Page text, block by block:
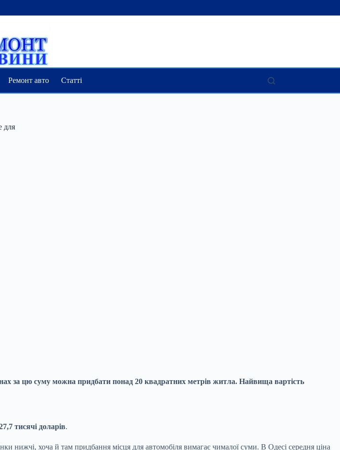
Ремонт авто Статті
для
за цю суму можна придбати понад 20 квадратних метрів житла. Найвища вартість
тисячі доларів.
нижчі, хоча й там придбання місця для автомобіля вимагає чималої суми. В Одесі середня ціна